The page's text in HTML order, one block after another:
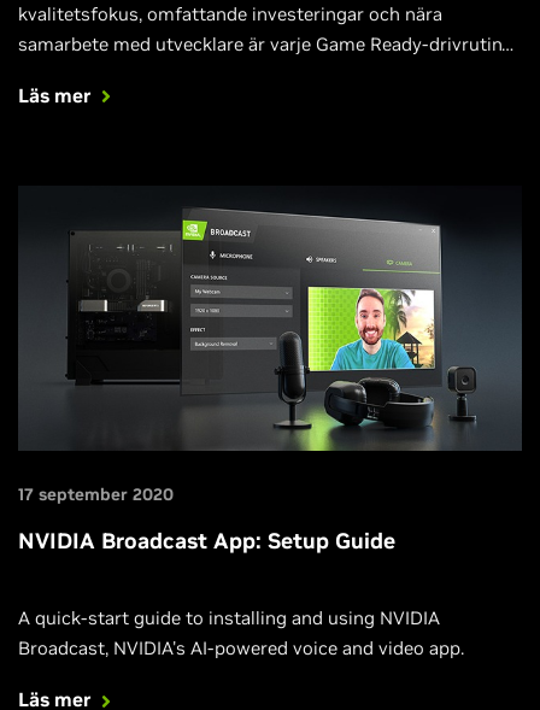
kvalitetsfokus, omfattande investeringar och nära
samarbete med utvecklare är varje Game Ready-drivrutin
Mer information.
Läs mer
17 september 2020
NVIDIA Broadcast App: Setup Guide
A quick-start guide to installing and using NVIDIA
Broadcast, NVIDIA's AI-powered voice and video app.
Läs mer